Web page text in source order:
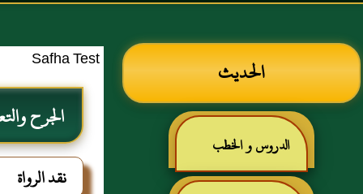
الحديث
الدروس و الخطب
Safha Test
الجرح
نقد الرواة